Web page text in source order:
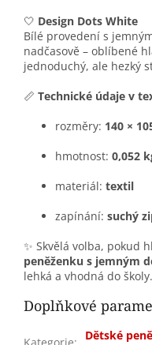
🤍 Design Dots White
Bílé provedení s
nadčasově – oblíbené
jednoduchý, ale hezký
📏 Technické údaje v
rozměry: 140 ×
hmotnost: 0,052
materiál: textil
zapínání: suchý
✨ Skvělá volba, pokud
peněženku s jemným
lehká a vhodná do školy.
Doplňkové
Dětské